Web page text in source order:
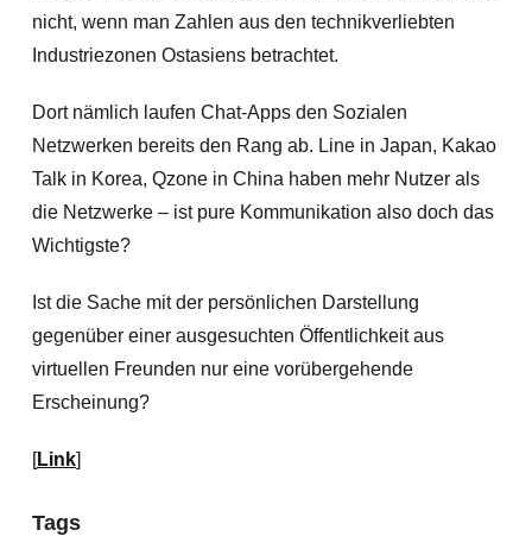
nicht, wenn man Zahlen aus den technikverliebten
Industriezonen Ostasiens betrachtet.
Dort nämlich laufen Chat-Apps den Sozialen
Netzwerken bereits den Rang ab. Line in Japan, Kakao
Talk in Korea, Qzone in China haben mehr Nutzer als
die Netzwerke – ist pure Kommunikation also doch das
Wichtigste?
Ist die Sache mit der persönlichen Darstellung
gegenüber einer ausgesuchten Öffentlichkeit aus
virtuellen Freunden nur eine vorübergehende
Erscheinung?
[Link]
Tags